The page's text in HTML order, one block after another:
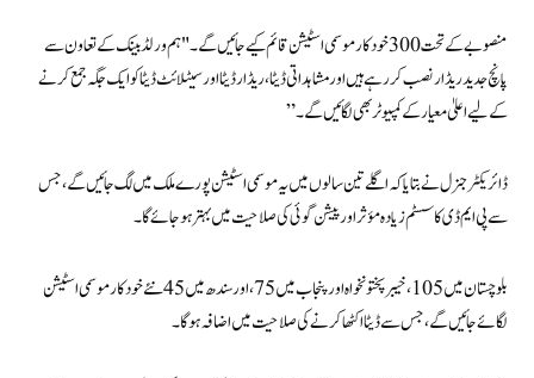
منصوبے کے تحت 300 خودکار موسمی اسٹیشن قائم کیے جائیں گے۔ "ہم ورلڈ بینک کے تعاون سے
پانچ جدید ریڈار نصب کر رہے ہیں اور مشاہداتی ڈیٹا، ریڈار ڈیٹا اور سیٹلائٹ ڈیٹا کو ایک جگہ جمع کرنے
کے لیے اعلیٰ معیار کے کمپیوٹر بھی لگائیں گے۔”
ڈائریکٹر جنرل نے بتایا کہ اگلے تین سالوں میں یہ موسمی اسٹیشن پورے ملک میں لگ جائیں گے، جس
سے پی ایم ڈی کا سسٹم زیادہ مؤثر اور پیشن گوئی کی صلاحیت میں بہتر ہو جائے گا۔
بلوچستان میں 105، خیبرپختونخواہ اور پنجاب میں 75، اور سندھ میں 45 نئے خودکار موسمی اسٹیشن
لگائے جائیں گے، جس سے ڈیٹا اکٹھا کرنے کی صلاحیت میں اضافہ ہو گا۔